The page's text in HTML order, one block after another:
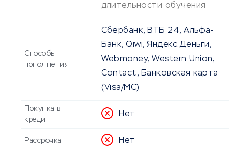
длительности обучения
Способы
пополнения
Сбербанк, ВТБ 24, Альфа-
Банк, Qiwi, Яндекс.Деньги,
Webmoney, Western Union,
Contact, Банковская карта
(Visa/MC)
Покупка в
кредит
Нет
Рассрочка Нет